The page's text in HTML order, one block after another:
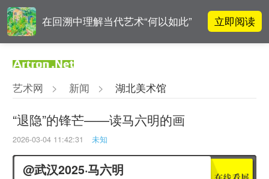
在回溯中理解当代艺术“何以如此” 立即阅读
值
阿拉里奥画廊上海转型：为何要成
为策展式艺术商业综合体？
李铁夫冯钢百领衔 作为群体的早期
粤籍留美艺术家
艺术网 > 新闻 > 湖北美术馆
“退隐”的锋芒——读马六明的画
2026-03-04 11:42:31 未知
@武汉2025·马六明